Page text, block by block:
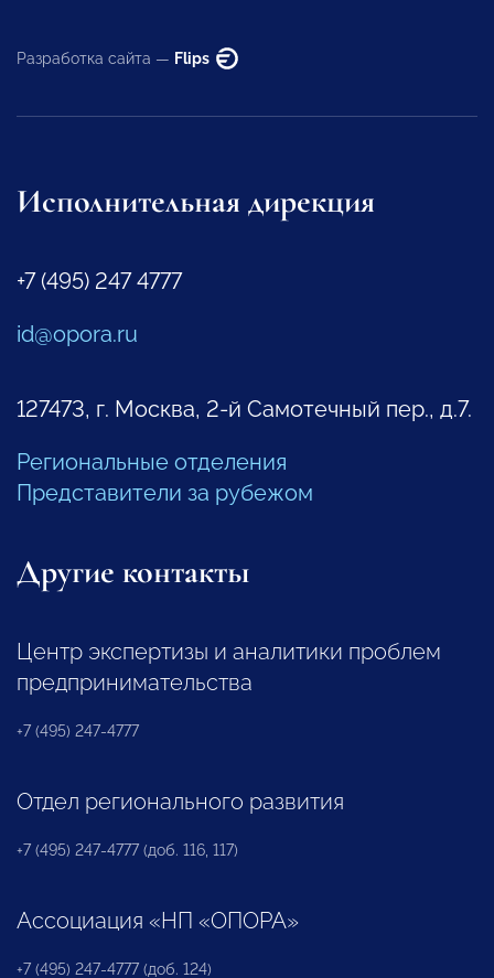
Разработка сайта — Flips
Исполнительная дирекция
+7 (495) 247 4777
id@opora.ru
127473, г. Москва, 2-й Самотечный пер., д.7.
Региональные отделения
Представители за рубежом
Другие контакты
Центр экспертизы и аналитики проблем
предпринимательства
+7 (495) 247-4777
Отдел регионального развития
+7 (495) 247-4777 (доб. 116, 117)
Ассоциация «НП «ОПОРА»
+7 (495) 247-4777 (доб. 124)